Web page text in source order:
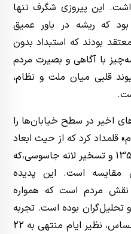
این پیروزی شگرف تنها
که ریشه در باور عمیق
بودند که استبداد بدون
با آگاهی و بصیرت مردم
قلبی میان ملت و نظام،
اخیر در سطح خیابان‌ها را
قلمداد کرد که از حیث ابعاد
و اهمیت، تنها با حوادث سال 1357 و تسخیر لانه جاسوسی،که
مقایسه است. این پدیده
نقش مردم است که همواره
تحلیل‌گران بوده است. تجربه
نشان داده است که در مقاطع حساس، نظیر ایام منتهی به 22